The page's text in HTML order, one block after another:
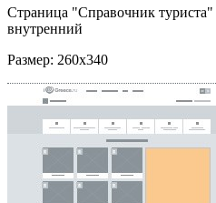
Страница "Справочник туриста"
внутренний
Размер: 260x340